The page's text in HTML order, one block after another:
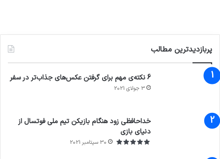
پربازدیدترین مطالب
6 نکته‌ی مهم برای گرفتن عکس‌های جذاب‌تر در سفر
3 جولای 2021
خداحافظی زود هنگام بازیکن تیم ملی فوتسال از
دنیای بازی
30 سپتامبر 2021